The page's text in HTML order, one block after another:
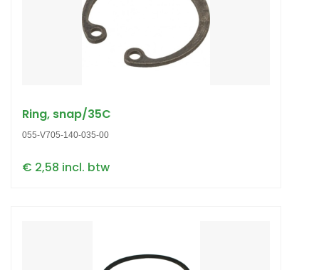
Ring, snap/35C
055-V705-140-035-00
€ 2,58 incl. btw